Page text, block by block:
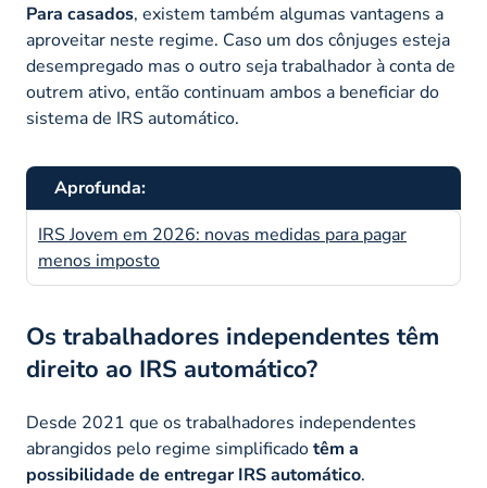
Para casados, existem também algumas vantagens a
aproveitar neste regime. Caso um dos cônjuges esteja
desempregado mas o outro seja trabalhador à conta de
outrem ativo, então continuam ambos a beneficiar do
sistema de IRS automático.
Aprofunda:
IRS Jovem em 2026: novas medidas para pagar
menos imposto
Os trabalhadores independentes têm
direito ao IRS automático?
Desde 2021 que os trabalhadores independentes
abrangidos pelo regime simplificadotêm a
possibilidade de entregar IRS automático.